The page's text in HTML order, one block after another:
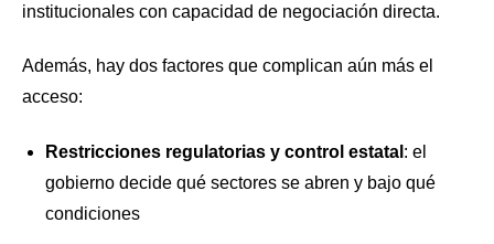
institucionales con capacidad de negociación directa.
Además, hay dos factores que complican aún más el
acceso:
Restricciones regulatorias y control estatal : el
gobierno decide qué sectores se abren y bajo qué
condiciones